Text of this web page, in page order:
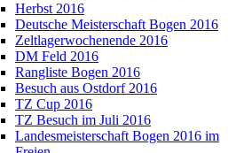
Herbst 2016
Deutsche Meisterschaft Bogen 2016
Zeltlagerwochenende 2016
DM Feld 2016
Rangliste Bogen 2016
Besuch aus Ostdorf 2016
TZ Cup 2016
TZ Besuch im Juli 2016
Landesmeisterschaft Bogen 2016 im